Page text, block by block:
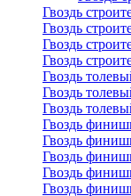
Гвоздь
Гвоздь
Гвоздь
Гвоздь
Гвоздь
Гвоздь
Гвоздь
Гвоздь
Гвоздь
Гвоздь
Гвоздь
Гвоздь